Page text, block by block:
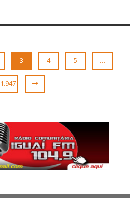
3 4 5 …
1.947